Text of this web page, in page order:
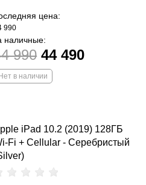
цена:
990
наличные:
990 44 490
в наличии
iPad 10.2 (2019) 128ГБ
Fi + Cellular - Серебристый